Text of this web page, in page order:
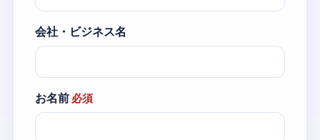
会社・ビジネス名
お名前 必須